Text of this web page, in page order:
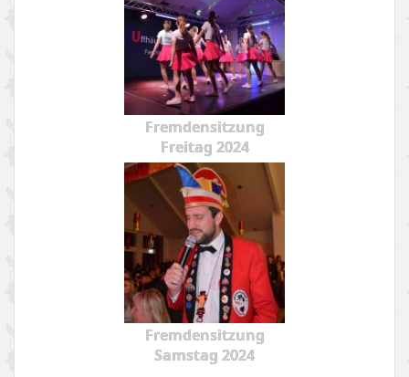
Fremdensitzung
Freitag 2024
Fremdensitzung
Samstag 2024